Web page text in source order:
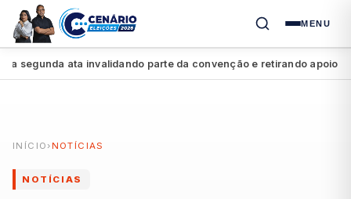
MENU
ata invalidando parte da convenção e retirando apoio a
INÍCIO › NOTÍCIAS
NOTÍCIAS